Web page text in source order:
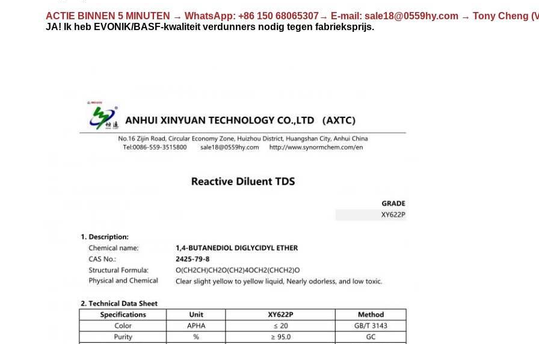
ACTIE BINNEN 5 MINUTEN → WhatsApp: +86 150 68065307→ E-mail: sale18@0559hy.com → Tony Cheng
JA! Ik heb EVONIK/BASF-kwaliteit verdunners nodig tegen fabrieksprijs.